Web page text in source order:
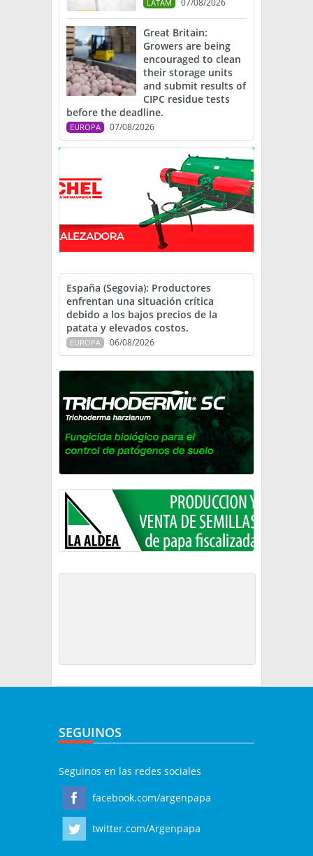
LATAM 07/08/2026
Great Britain:
Growers are being
encouraged to clean
their storage units
and submit results of
CIPC residue tests
before the deadline.
EUROPA 07/08/2026
España (Segovia): Productores
enfrentan una situación crítica
debido a los bajos precios de la
patata y elevados costos.
EUROPA 06/08/2026
SEGUINOS
Seguinos en las redes sociales
facebook.com/argenpapa
twitter.com/Argenpapa